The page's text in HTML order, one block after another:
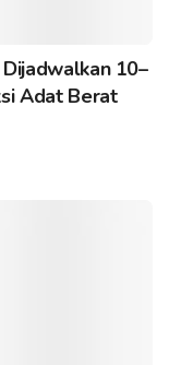
10–
Adat Berat